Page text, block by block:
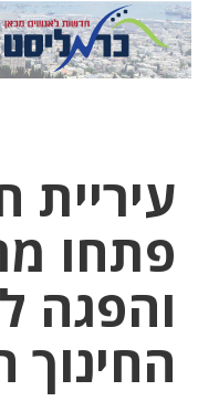
עיריית
פתחו
והפגה
החינוך